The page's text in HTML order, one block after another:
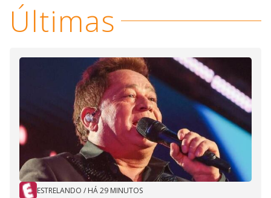
Últimas
ESTRELANDO / HÁ 29 MINUTOS